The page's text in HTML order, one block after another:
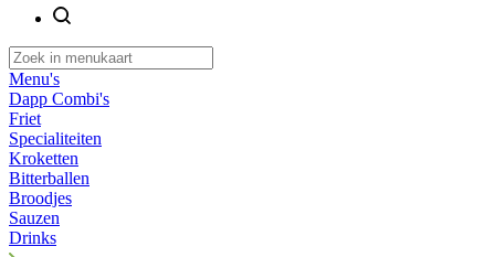
Menu's
Dapp Combi's
Friet
Specialiteiten
Kroketten
Bitterballen
Broodjes
Sauzen
Drinks